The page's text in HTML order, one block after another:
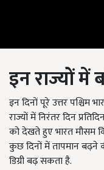
इन राज्यों में
इन दिनों पूरे उत्तर पश्चिम
राज्यों में निरंतर दिन
को देखते हुए भारत मौसम
कुछ दिनों में तापमान बढ़ने
डिग्री बढ़ सकता है.